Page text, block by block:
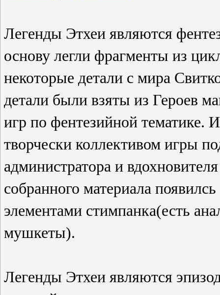
Легенды Этхеи являются
основу легли фрагменты из
некоторые детали с мира
детали были взяты из Героев
игр по фентезийной тематике.
творчески коллективом игры
администратора и
собранного материала
элементами стимпанка(есть
мушкеты).
Легенды Этхеи являются